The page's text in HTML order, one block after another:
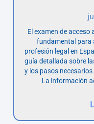
El examen de acceso
fundamental para
profesión legal en
guía detallada sobre
y los pasos
La información